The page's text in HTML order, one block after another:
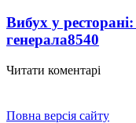
Вибух у
генерала8540
Читати коментарі
Повна версія сайту